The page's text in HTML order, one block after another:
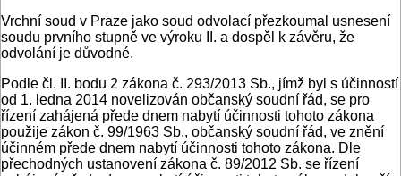
Vrchní soud v Praze jako soud odvolací přezkoumal usnesení
soudu prvního stupně ve výroku II. a dospěl k závěru, že
odvolání je důvodné.
Podle čl. II. bodu 2 zákona č. 293/2013 Sb., jímž byl s účinností
od 1. ledna 2014 novelizován občanský soudní řád, se pro
řízení zahájená přede dnem nabytí účinnosti tohoto zákona
použije zákon č. 99/1963 Sb., občanský soudní řád, ve znění
účinném přede dnem nabytí účinnosti tohoto zákona. Dle
přechodných ustanovení zákona č. 89/2012 Sb. se řízení